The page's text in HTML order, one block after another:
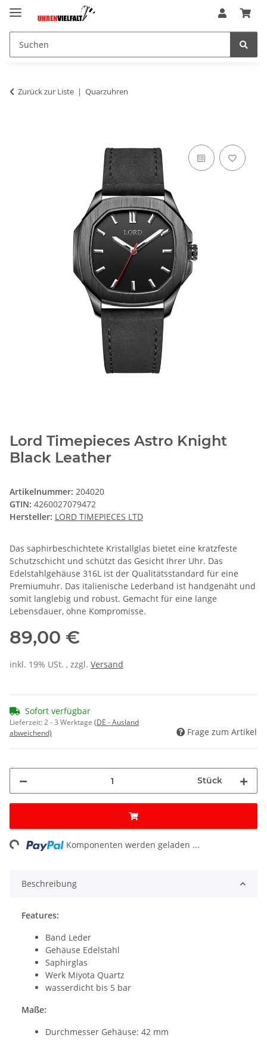
Zurück zur Liste Quarzuhren
Lord Timepieces Astro Knight
Black Leather
Artikelnummer: 204020
GTIN: 4260027079472
Hersteller: LORD TIMEPIECES LTD
Das saphirbeschichtete Kristallglas bietet eine kratzfeste
Schutzschicht und schützt das Gesicht Ihrer Uhr. Das
Edelstahlgehäuse 316L ist der Qualitätsstandard für eine
Premiumuhr. Das italienische Lederband ist handgenäht und
somit langlebig und robust. Gemacht für eine lange
Lebensdauer, ohne Kompromisse.
89,00 €
inkl. 19% USt. , zzgl. Versand
Sofort verfügbar
Lieferzeit:2 - 3 Werktage (DE - Ausland
abweichend)
Frage zum Artikel
Stück
Komponenten werden geladen ...
Beschreibung
Features:
Band Leder
Gehäuse Edelstahl
Saphirglas
Werk Miyota Quartz
wasserdicht bis 5 bar
Maße:
Durchmesser Gehäuse: 42 mm